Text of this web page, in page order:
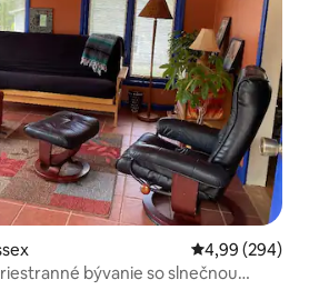
Priemerné
4,99 (294)
bývanie so slnečnou